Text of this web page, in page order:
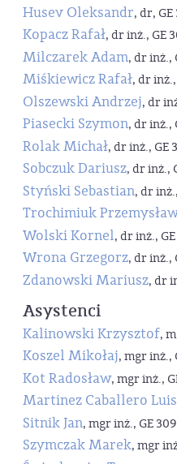
Husev Oleksandr, dr,
Kopacz Rafał, dr inż., GE
Milczarek Adam, dr inż.,
Miśkiewicz Rafał, dr
Olszewski Andrzej, dr
Piasecki Szymon, dr inż.,
Rolak Michał, dr inż., GE
Sobczuk Dariusz, dr inż.,
Styński Sebastian, dr
Trochimiuk
Wolski Kornel, dr inż.,
Wrona Grzegorz, dr inż.,
Zdanowski Mariusz, dr
Asystenci
Kalinowski Krzysztof,
Koszel Mikołaj, mgr inż.,
Kot Radosław, mgr inż.,
Martinez Caballero
Sitnik Jan, mgr inż., GE
Szymczak Marek, mgr